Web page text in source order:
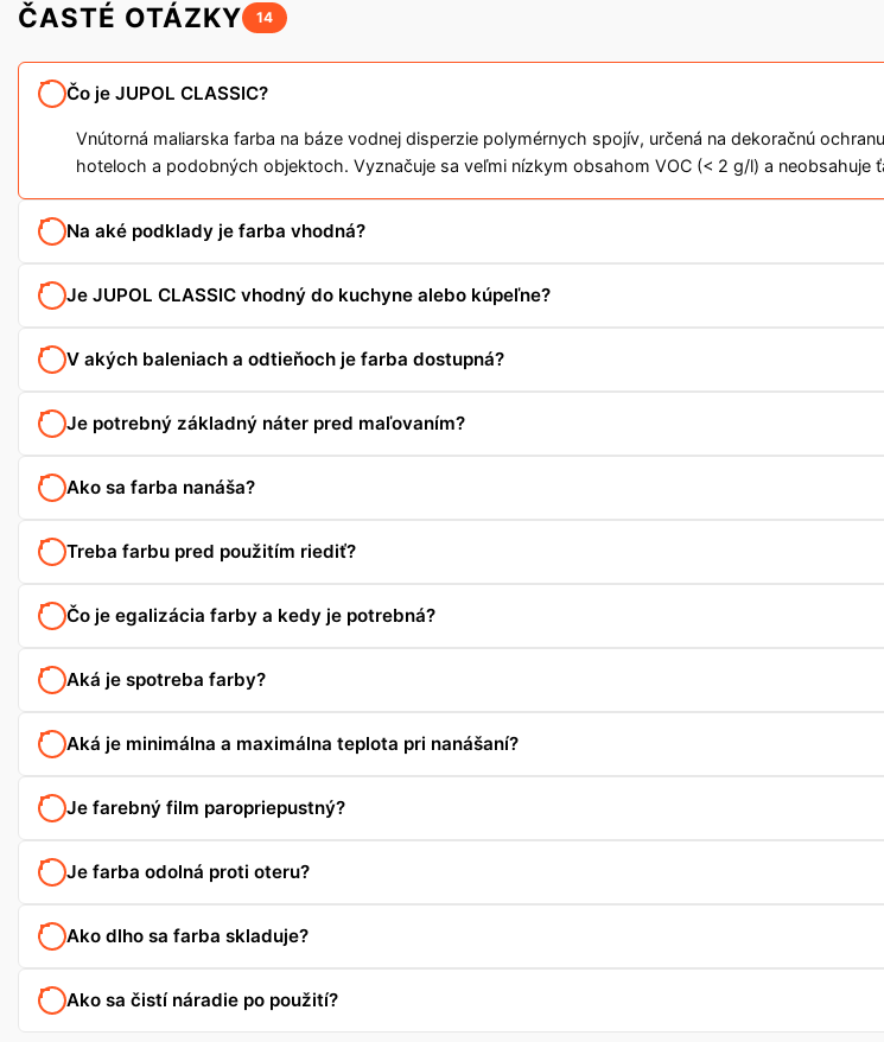
ČASTÉ OTÁZKY 14
Čo je JUPOL CLASSIC?
Vnútorná maliarska farba na báze vodnej disperzie polymérnych spojív, určená na dekoračnú
hoteloch a podobných objektoch. Vyznačuje sa veľmi nízkym obsahom VOC (< 2 g/l) a neobsahuje
Na aké podklady je farba vhodná?
Je JUPOL CLASSIC vhodný do kuchyne alebo kúpeľne?
V akých baleniach a odtieňoch je farba dostupná?
Je potrebný základný náter pred maľovaním?
Ako sa farba nanáša?
Treba farbu pred použitím riediť?
Čo je egalizácia farby a kedy je potrebná?
Aká je spotreba farby?
Aká je minimálna a maximálna teplota pri nanášaní?
Je farebný film paropriepustný?
Je farba odolná proti oteru?
Ako dlho sa farba skladuje?
Ako sa čistí náradie po použití?